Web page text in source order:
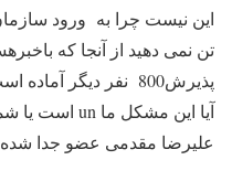
این نیست چرا به ورود
تن نمی دهید از آنجا که
آیا این مشکل ما un است یا شما نمی گذارید بروند.
علیرضا مقدمی عضو جدا